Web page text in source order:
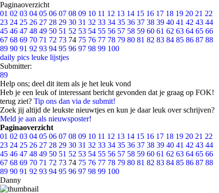
Paginaoverzicht
01 02 03 04 05 06 07 08 09 10 11 12 13 14 15 16 17 18 19 20 21 22
23 24 25 26 27 28 29 30 31 32 33 34 35 36 37 38 39 40 41 42 43 44
45 46 47 48 49 50 51 52 53 54 55 56 57 58 59 60 61 62 63 64 65 66
67 68 69 70 71 72 73 74 75 76 77 78 79 80 81 82 83 84 85 86 87 88
89 90 91 92 93 94 95 96 97 98 99 100
daily pics leuke lijstjes
Submitter:
89
Help ons; deel dit item als je het leuk vond
Heb je een leuk of interessant bericht gevonden dat je graag op FOK!
terug ziet? Tip ons dan via de submit!
Zoek jij altijd de leukste nieuwtjes en kun je daar leuk over schrijven?
Meld je aan als nieuwsposter!
Paginaoverzicht
01 02 03 04 05 06 07 08 09 10 11 12 13 14 15 16 17 18 19 20 21 22
23 24 25 26 27 28 29 30 31 32 33 34 35 36 37 38 39 40 41 42 43 44
45 46 47 48 49 50 51 52 53 54 55 56 57 58 59 60 61 62 63 64 65 66
67 68 69 70 71 72 73 74 75 76 77 78 79 80 81 82 83 84 85 86 87 88
89 90 91 92 93 94 95 96 97 98 99 100
Danny